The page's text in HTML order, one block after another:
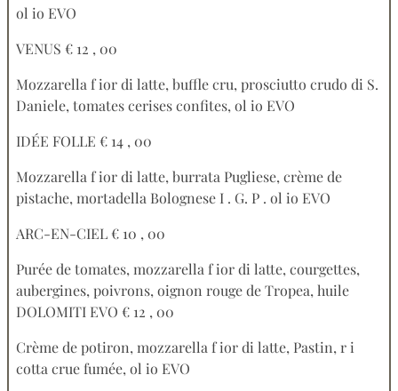
ol io EVO
VENUS € 12 , 00
Mozzarella f ior di latte, buffle cru, prosciutto crudo di S.
Daniele, tomates cerises confites, ol io EVO
IDÉE FOLLE € 14 , 00
Mozzarella f ior di latte, burrata Pugliese, crème de
pistache, mortadella Bolognese I . G. P . ol io EVO
ARC-EN-CIEL € 10 , 00
Purée de tomates, mozzarella f ior di latte, courgettes,
aubergines, poivrons, oignon rouge de Tropea, huile
DOLOMITI EVO € 12 , 00
Crème de potiron, mozzarella f ior di latte, Pastin, r i
cotta crue fumée, ol io EVO